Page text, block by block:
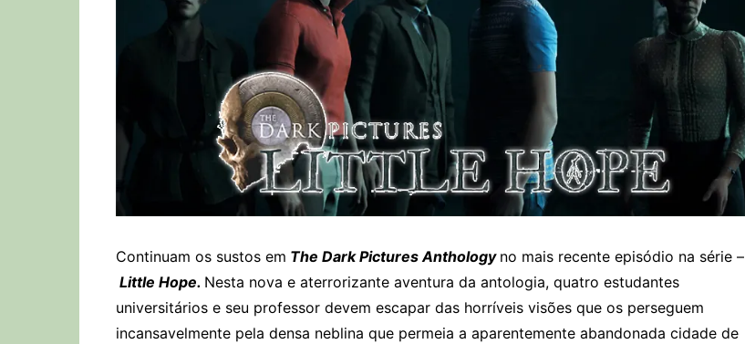
Continuam os sustos em The Dark Pictures Anthology no mais recente episódio na série –
Little Hope. Nesta nova e aterrorizante aventura da antologia, quatro estudantes
universitários e seu professor devem escapar das horríveis visões que os perseguem
incansavelmente pela densa neblina que permeia a aparentemente abandonada cidade de